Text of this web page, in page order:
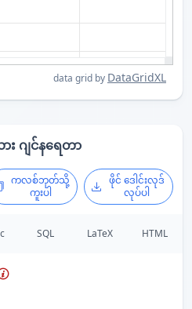
data grid by DataGridXL
း ဂျင်နရေတာ
ကလစ်ဘုတ်သို့
ကူးပါ
ဖိုင် ဒေါင်းလုဒ်
လုပ်ပါ
SQL LaTeX HTML